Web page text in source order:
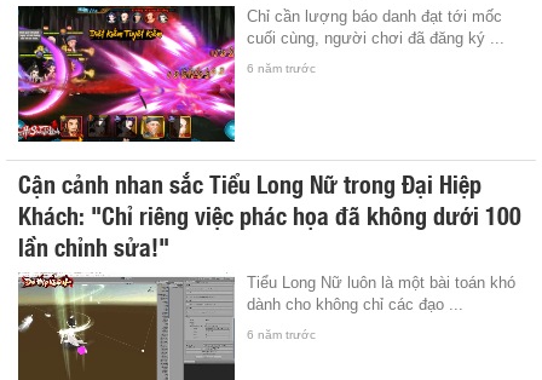
Chỉ cần lượng báo danh đạt tới mốc
cuối cùng, người chơi đã đăng ký ...
6 năm trước
Cận cảnh nhan sắc Tiểu Long Nữ trong Đại Hiệp
Khách: "Chỉ riêng việc phác họa đã không dưới 100
lần chỉnh sửa!"
Tiểu Long Nữ luôn là một bài toán khó
dành cho không chỉ các đạo ...
6 năm trước